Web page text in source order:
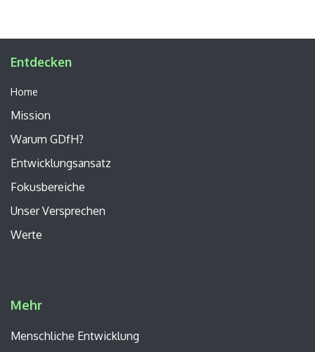
Entdecken
Home
Mission
Warum GDfH?
Entwicklungsansatz
Fokusbereiche
UnserVersprechen
Werte
Mehr
Menschliche Entwicklung